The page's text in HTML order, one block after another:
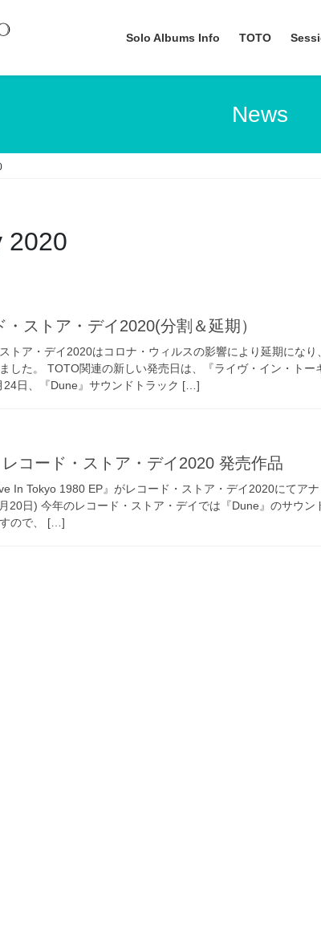
Solo Albums Info TOTO
News
2020
・ストア・デイ2020(分割＆延期）
トア・デイ2020はコロナ・ウィルスの影響により延期になり
した。 TOTO関連の新しい発売日は、『ライヴ・イン・トー
24日、『Dune』サウンドトラック […]
コード・ストア・デイ2020 発売作品
In Tokyo 1980 EP』がレコード・ストア・デイ2020にてア
20日) 今年のレコード・ストア・デイでは『Dune』のサウン
ので、 […]